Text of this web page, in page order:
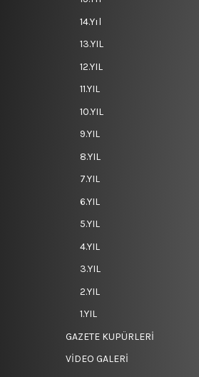
14.Yıl
13.YIL
12.YIL
11.YIL
10.YIL
9.YIL
8.YIL
7.YIL
6.YIL
5.YIL
4.YIL
3.YIL
2.YIL
1.YIL
GAZETE KUPÜRLERİ
VİDEO GALERİ